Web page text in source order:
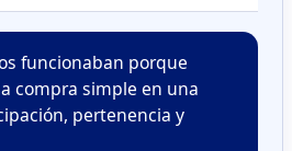
funcionaban porque
compra simple en una
pertenencia y